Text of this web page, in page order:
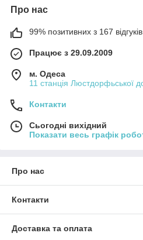
Про нас
99% позитивних з 167 відгуків
Працює з 29.09.2009
м. Одеса
11 станція Люстдорфьської
Контакти
Сьогодні вихідний
Показати весь графік
Про нас
Контакти
Доставка та оплата